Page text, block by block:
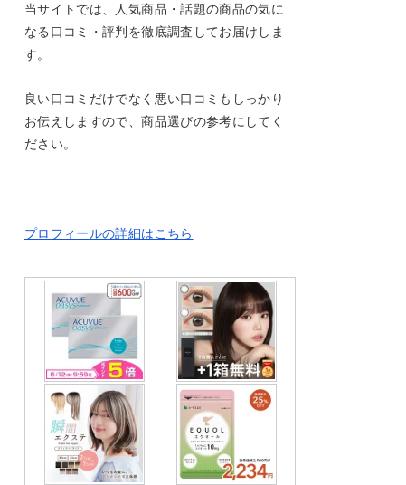
当サイトでは、人気商品・話題の商品の気に
なる口コミ・評判を徹底調査してお届けしま
す。
良い口コミだけでなく悪い口コミもしっかり
お伝えしますので、商品選びの参考にしてく
ださい。
プロフィールの詳細はこちら